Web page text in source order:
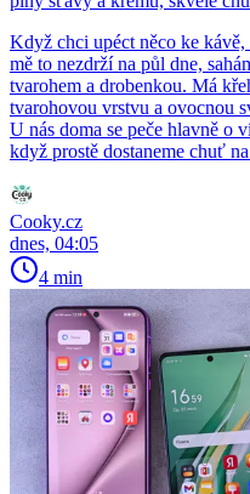
Když chci upéct něco ke
mě to nezdrží na půl dne,
tvarohem a drobenkou. Má
tvarohovou vrstvu a ovocnou
U nás doma se peče hlavně o
když prostě dostaneme chuť
Cooky.cz
dnes, 04:05
4 min